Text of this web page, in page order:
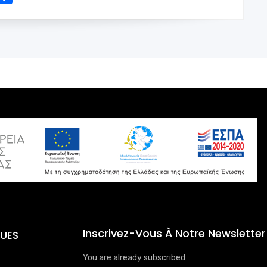
Inscrivez-Vous À Notre Newsletter
You are already subscribed